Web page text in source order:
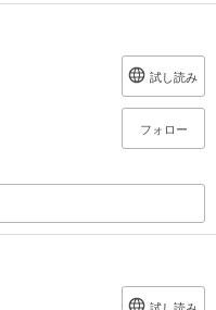
試し読み
フォロー